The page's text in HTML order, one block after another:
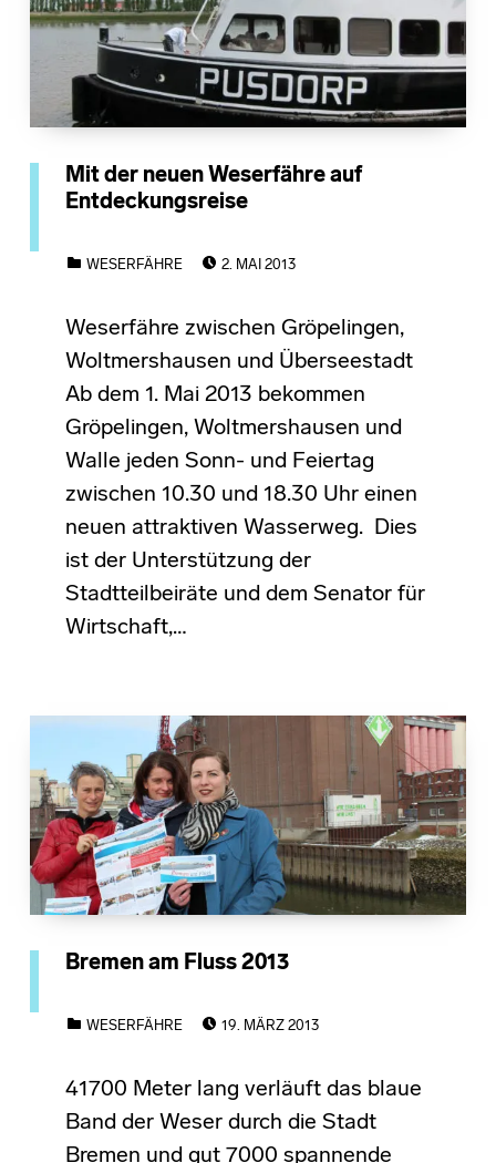
Mit der neuen Weserfähre auf
Entdeckungsreise
WESERFÄHRE
2. MAI 2013
Weserfähre zwischen Gröpelingen,
Woltmershausen und Überseestadt
Ab dem 1. Mai 2013 bekommen
Gröpelingen, Woltmershausen und
Walle jeden Sonn- und Feiertag
zwischen 10.30 und 18.30 Uhr einen
neuen attraktiven Wasserweg. Dies
ist der Unterstützung der
Stadtteilbeiräte und dem Senator für
Wirtschaft,…
Bremen am Fluss 2013
WESERFÄHRE
19. MÄRZ 2013
41700 Meter lang verläuft das blaue
Band der Weser durch die Stadt
Bremen und gut 7000 spannende